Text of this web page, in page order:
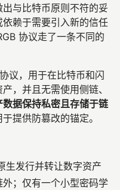
与比特币原则不符的妥
赖于需要引入新的信任
协议走了一条不同的
议，用于在比特币和闪
，并且无需使用侧链、
数据保持私密且存储于链
提供防篡改的锚定。
生发行并转让数字资产
；仅有一个小型密码学